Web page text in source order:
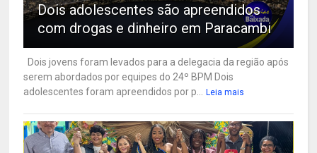
Dois adolescentes são apreendidos
com drogas e dinheiro em Paracambi
Dois jovens foram levados para a delegacia da região após
serem abordados por equipes do 24º BPM Dois
adolescentes foram apreendidos por p...
Leia mais